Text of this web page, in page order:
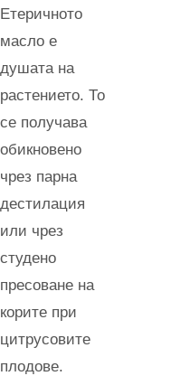
Етеричното
масло е
душата на
растението. То
се получава
обикновено
чрез парна
дестилация
или чрез
студено
пресоване на
корите при
цитрусовите
плодове.